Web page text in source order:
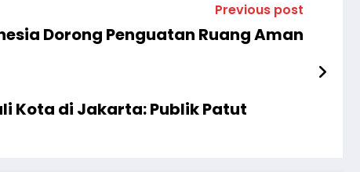
Previous post
Dorong Penguatan Ruang Aman
Kota di Jakarta: Publik Patut